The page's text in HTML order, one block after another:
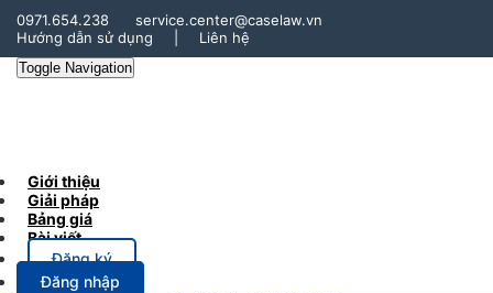
0971.654.238
service.center@caselaw.vn
Hướng dẫn sử dụng
Liên hệ
Toggle Navigation
Giới thiệu
Giải pháp
Bảng giá
Bài viết
Đăng ký
Đăng nhập